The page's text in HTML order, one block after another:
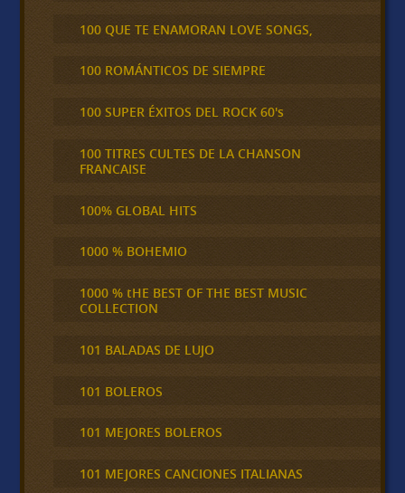
100 QUE TE ENAMORAN LOVE SONGS,
100 ROMÁNTICOS DE SIEMPRE
100 SUPER ÉXITOS DEL ROCK 60's
100 TITRES CULTES DE LA CHANSON
FRANCAISE
100% GLOBAL HITS
1000 % BOHEMIO
1000 % tHE BEST OF THE BEST MUSIC
COLLECTION
101 BALADAS DE LUJO
101 BOLEROS
101 MEJORES BOLEROS
101 MEJORES CANCIONES ITALIANAS